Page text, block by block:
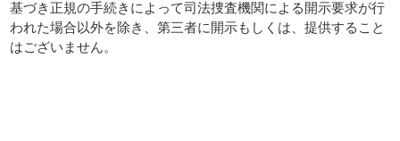
基づき正規の手続きによって司法捜査機関による開示要求が行
われた場合以外を除き、第三者に開示もしくは、提供すること
はございません。